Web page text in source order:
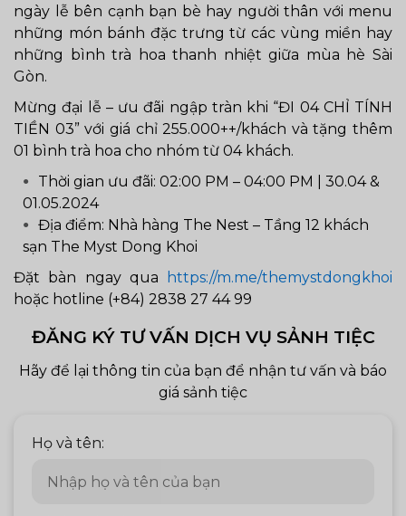
ngày lễ bên cạnh bạn bè hay người thân với menu
những món bánh đặc trưng từ các vùng miền hay
những bình trà hoa thanh nhiệt giữa mùa hè Sài
Gòn.
Mừng đại lễ – ưu đãi ngập tràn khi “ĐI 04 CHỈ TÍNH
TIỀN 03” với giá chỉ 255.000++/khách và tặng thêm
01 bình trà hoa cho nhóm từ 04 khách.
Thời gian ưu đãi: 02:00 PM – 04:00 PM | 30.04 &
01.05.2024
Địa điểm: Nhà hàng The Nest – Tầng 12 khách
sạn The Myst Dong Khoi
Đặt bàn ngay qua
https://m.me/themystdongkhoi
hoặc hotline (+84) 2838 27 44 99
ĐĂNG KÝ TƯ VẤN DỊCH VỤ SẢNH TIỆC
Hãy để lại thông tin của bạn để nhận tư vấn và báo
giá sảnh tiệc
Họ và tên: